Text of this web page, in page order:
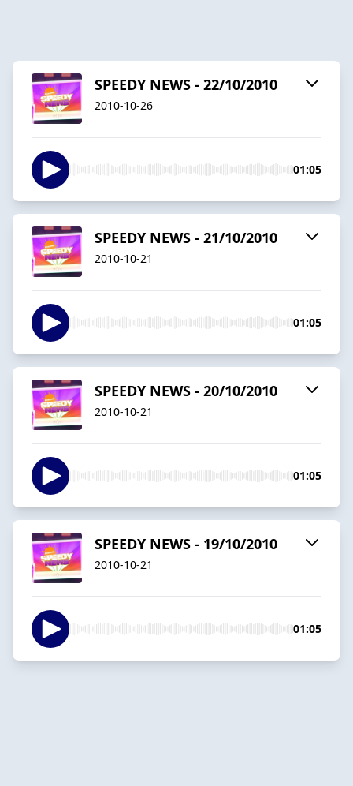
SPEEDY NEWS - 22/10/2010
2010-10-26
01:05
SPEEDY NEWS - 21/10/2010
2010-10-21
01:05
SPEEDY NEWS - 20/10/2010
2010-10-21
01:05
SPEEDY NEWS - 19/10/2010
2010-10-21
01:05